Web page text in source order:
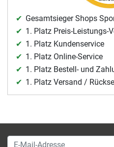
Gesamtsieger Shops
1. Platz Preis-Leistungs-
1. Platz Kundenservice
1. Platz Online-Service
1. Platz Bestell- und
1. Platz Versand /
E-Mail-Adresse